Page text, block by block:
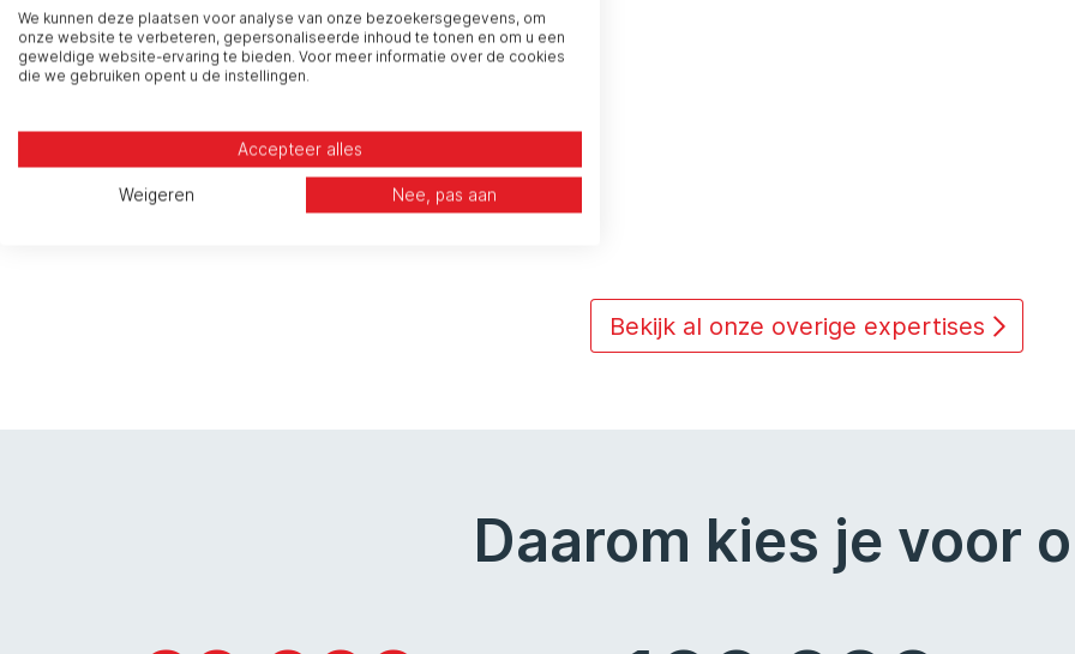
Een WiFi site survey is een essentiële
analyse die de prestaties en dekking
van een draadloos netwerk analyseert
Bekijk al onze overige expertises
Daarom kies je voor
We kunnen deze plaatsen voor analyse van onze bezoekersgegevens, om
onze website te verbeteren, gepersonaliseerde inhoud te tonen en om u een
geweldige website-ervaring te bieden. Voor meer informatie over de cookies
die we gebruiken opent u de instellingen.
Accepteer alles
Weigeren Nee, pas aan